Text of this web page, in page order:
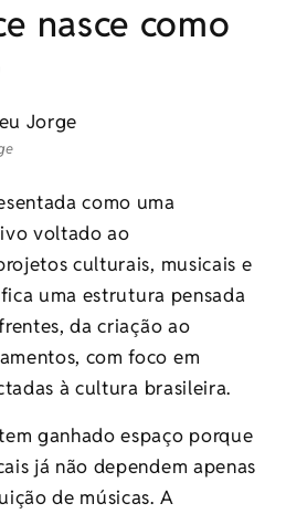
nasce como
como uma
voltado ao
culturais, musicais e
uma estrutura pensada
da criação ao
com foco em
à cultura brasileira.
ganhado espaço porque
já não dependem apenas
de músicas. A